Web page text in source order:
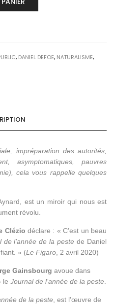
, DANIEL DEFOE, NATURALISME,
impréparation des autorités,
asymptomatiques, pauvres
cela vous rappelle quelques
est un miroir qui nous est
révolu.
Clézio déclare : « C’est un beau
de l’année de la peste de Daniel
» (Le Figaro , 2 avril 2020)
Gainsbourg avoue dans
le Journal de l’année de la peste
de la peste , est l’œuvre de